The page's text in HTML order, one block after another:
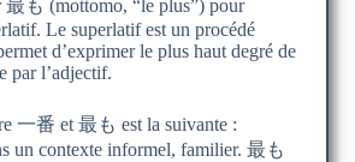
最も (mottomo, “le plus”) pour
Le superlatif est un procédé
d’exprimer le plus haut degré de
par l’adjectif.
一番 et 最も est la suivante :
un contexte informel, familier. 最も